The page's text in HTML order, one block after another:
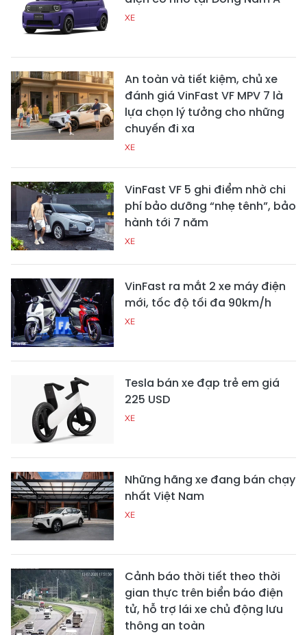
XE
An toàn và tiết kiệm, chủ xe
đánh giá VinFast VF MPV 7 là
lựa chọn lý tưởng cho những
chuyến đi xa
XE
VinFast VF 5 ghi điểm nhờ chi
phí bảo dưỡng “nhẹ tênh”, bảo
hành tới 7 năm
XE
VinFast ra mắt 2 xe máy điện
mới, tốc độ tối đa 90km/h
XE
Tesla bán xe đạp trẻ em giá
225 USD
XE
Những hãng xe đang bán chạy
nhất Việt Nam
XE
Cảnh báo thời tiết theo thời
gian thực trên biển báo điện
tử, hỗ trợ lái xe chủ động lưu
thông an toàn